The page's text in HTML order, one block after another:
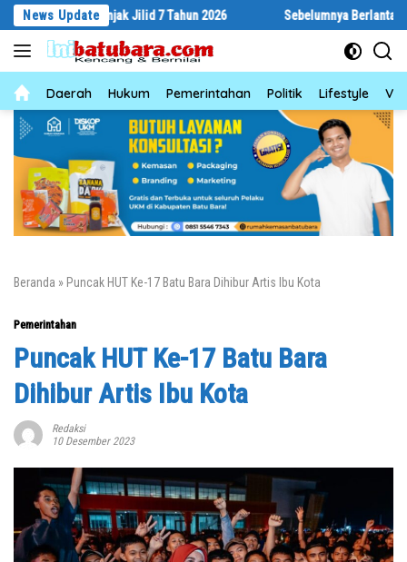
Langsung
konten
News Update
Jilid 7 Tahun 2026 Sebelumnya Berlantaikan Tanah
NewsDaerah Hukum Pemerintahan Politik Lifestyle
Beranda » Puncak HUT Ke-17 Batu Bara Dihibur Artis Ibu Kota
Pemerintahan
Puncak HUT Ke-17 Batu Bara
Dihibur Artis Ibu Kota
Redaksi
10 Desember 2023